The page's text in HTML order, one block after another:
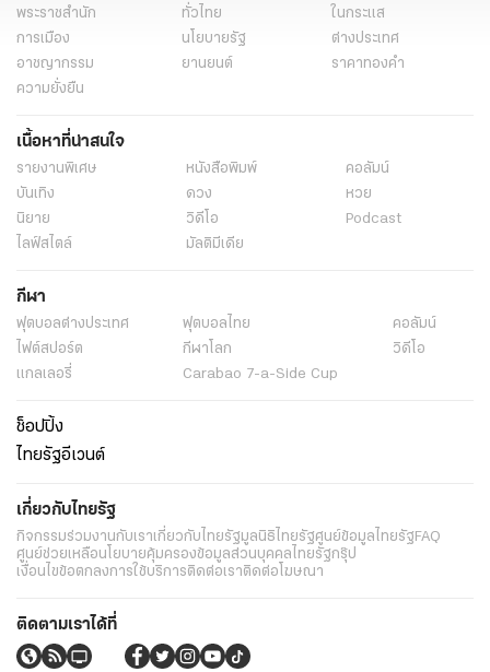
พระราชสำนัก ทั่วไทย
ในกระแส
การเมือง
นโยบายรัฐ
ต่างประเทศ
อาชญากรรม
ยานยนต์
ราคาทองคำ
ความยั่งยืน
เนื้อหาที่น่าสนใจ
รายงานพิเศษ หนังสือพิมพ์
คอลัมน์
บันเทิง
ดวง
หวย
นิยาย
วิดีโอ
Podcast
ไลฟ์สไตล์
มัลติมีเดีย
กีฬา
ฟุตบอลต่่างประเทศ ฟุตบอลไทย
คอลัมน์
ไฟต์สปอร์ต
กีฬาโลก
วิดีโอ
แกลเลอรี่
Carabao 7-a-Side Cup
ช็อปปิ้ง
ไทยรัฐอีเวนต์
เกี่ยวกับไทยรัฐ
กิจกรรมร่วมงานกับเราเกี่ยวกับไทยรัฐมูลนิธิไทยรัฐศูนย์ข้อมูลไทยรัฐFAQ
ศูนย์ช่วยเหลือนโยบายคุ้มครองข้อมูลส่วนบุคคลไทยรัฐกรุ๊ป
เงื่อนไขข้อตกลงการใช้บริการติดต่อเราติดต่อโฆษณา
ติดตามเราได้ที่